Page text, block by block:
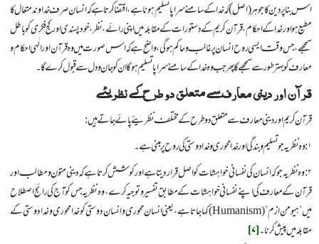
اس بنا پر دین کا جوہر (اصل) کہ خدا کے سامنے سراپا تسلیم ہونا ہے، اقتضا کرتا ہے کہ انسان صرف خداوند متعال کا
مطیع ہو اور خدا کے احکام، قرآن کریم کے دستورات کے مقابلہ میں اپنی رائے، نظر، خود پسندی اور کج فکری کو باطل
سمجھے، جس وقت ایسی روح انسان پر غالب و حاکم ہوگی، واضح ہے کہ اس صورت میں وہ قرآن اور الٰہی احکام و
معارف کو بہتر طور سے سمجھے گا پھر جب وہ خدا کے سامنے سراپا تسلیم ہوگا ان کو جان و دل سے قبول کرے گا۔
قرآن اور دینی معارف سے متعلق دو طرح کے نظریئے
قرآن کریم اور دینی معارف سے متعلق دو طرح کے مختلف نظریئے پائے جاتے ہیں:
۱: وہ نظریہ جو تسلیم و بندگی اور خدا محوری و خدا دوستی کی روح پر مبنی ہے۔
۲: وہ نظریہ جو کہ انسان کی نفسانی خواہشات کو اصل قرار دیتا ہے اور کوشش کرتا ہے کہ دینی متون و مطالب اور
قرآن کے معارف کی اپنے نفسانی خواہشات کے مطابق تفسیر و توجیہ کرے، وہ نظریہ جس کو آج کی رائج اصطلاح
میں ”ہیومن ازم” (Humanism) کہا جاتا ہے، یعنی انسان محوری و انسان دوستی کو خدا محوری و خدا دوستی کے
مقابلہ میں پیش کرنا۔[۷]